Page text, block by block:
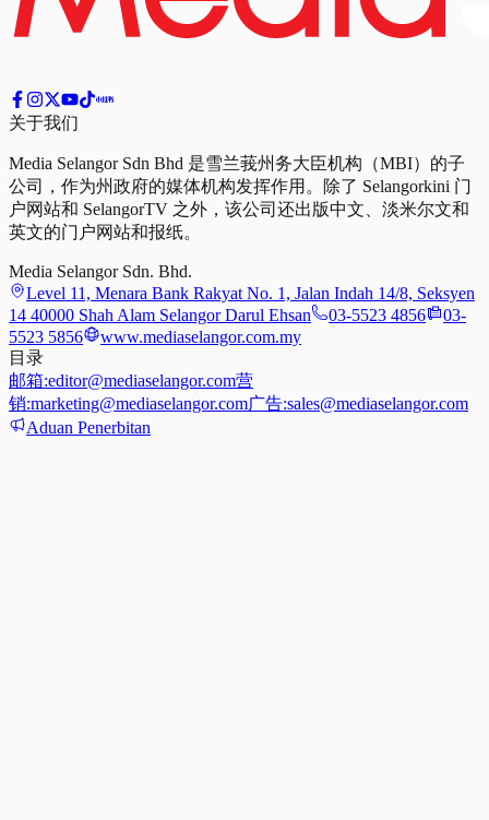
关于我们
Media Selangor Sdn Bhd 是雪兰莪州务大臣机构（MBI）的子
公司，作为州政府的媒体机构发挥作用。除了 Selangorkini 门
户网站和 SelangorTV 之外，该公司还出版中文、淡米尔文和
英文的门户网站和报纸。
Media Selangor Sdn. Bhd.
Level 11, Menara Bank Rakyat No. 1, Jalan Indah 14/8, Seksyen
14 40000 Shah Alam Selangor Darul Ehsan
03-5523 4856
03-
5523 5856
www.mediaselangor.com.my
目录
邮箱:editor@mediaselangor.com营
销:marketing@mediaselangor.com广告:sales@mediaselangor.com
Aduan Penerbitan